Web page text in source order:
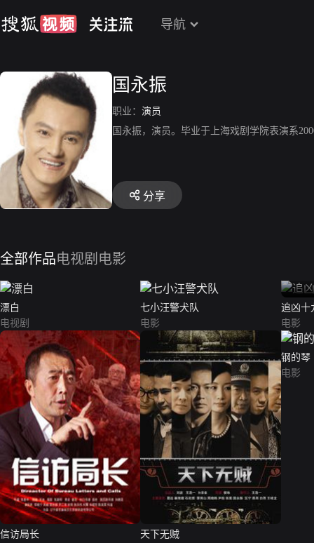
导航
国永振
职业： 演员
国永振，演员。毕业于上海戏剧学院表演系
分享
全部作品电视剧 电影
漂白
电视剧
七小汪警犬队
电影
追凶十
电影
信访局长
天下无贼
钢的琴
电影